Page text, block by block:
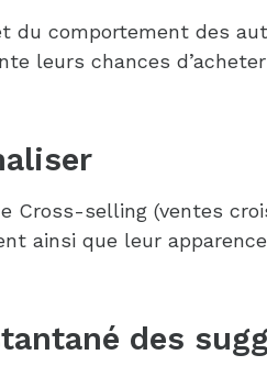
du comportement des
leurs chances
Cross-selling (ventes
ainsi que leur
des